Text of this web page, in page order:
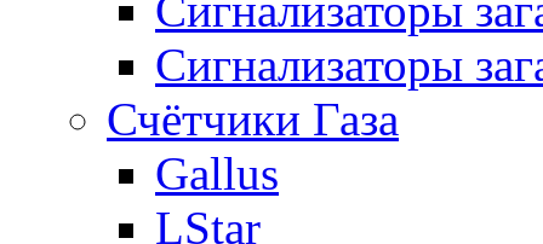
Сигнализаторы
Счётчики Газа
Gallus
LStar